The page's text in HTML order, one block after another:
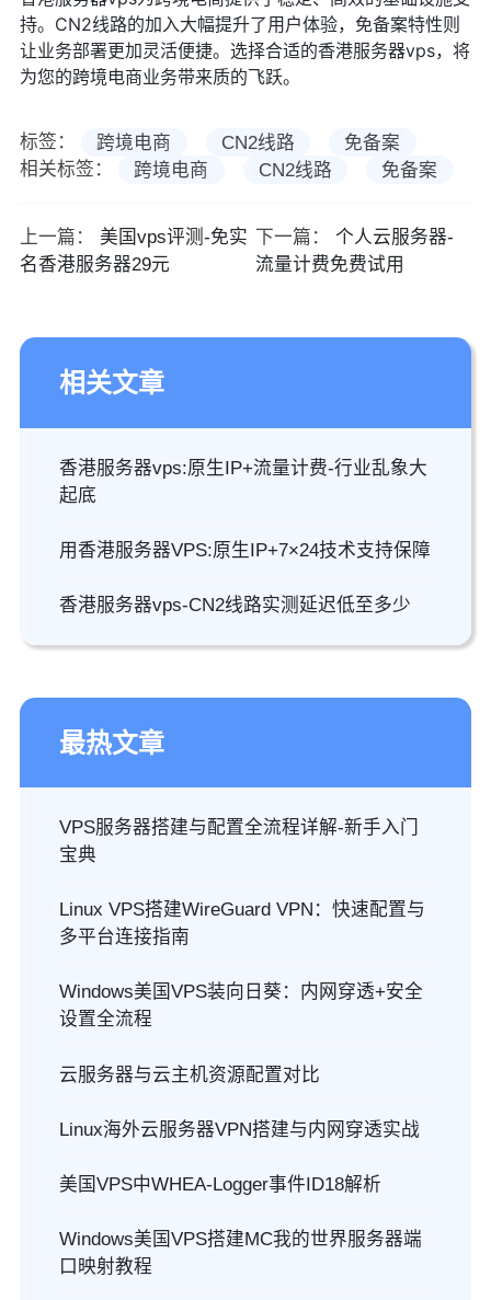
持。CN2线路的加入大幅提升了用户体验，免备案特性则
让业务部署更加灵活便捷。选择合适的香港服务器vps，将
为您的跨境电商业务带来质的飞跃。
标签： 跨境电商 CN2线路
免备案
相关标签：
跨境电商 CN2线路 免备案
上一篇：
美国vps评测-免实
名香港服务器29元
下一篇：
个人云服务器-
流量计费免费试用
相关文章
香港服务器vps:原生IP+流量计费-行业乱象大
起底
用香港服务器VPS:原生IP+7×24技术支持保障
香港服务器vps-CN2线路实测延迟低至多少
最热文章
VPS服务器搭建与配置全流程详解-新手入门
宝典
Linux VPS搭建WireGuard VPN：快速配置与
多平台连接指南
Windows美国VPS装向日葵：内网穿透+安全
设置全流程
云服务器与云主机资源配置对比
Linux海外云服务器VPN搭建与内网穿透实战
美国VPS中WHEA-Logger事件ID18解析
Windows美国VPS搭建MC我的世界服务器端
口映射教程